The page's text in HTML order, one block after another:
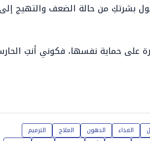
سيحول بشرتكِ من حالة الضعف والتهيج إلى
على حماية نفسها، فكوني أنتِ
الغذاء الدهون العلاج
الترميم